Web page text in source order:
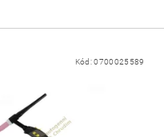
Kód:0700025589